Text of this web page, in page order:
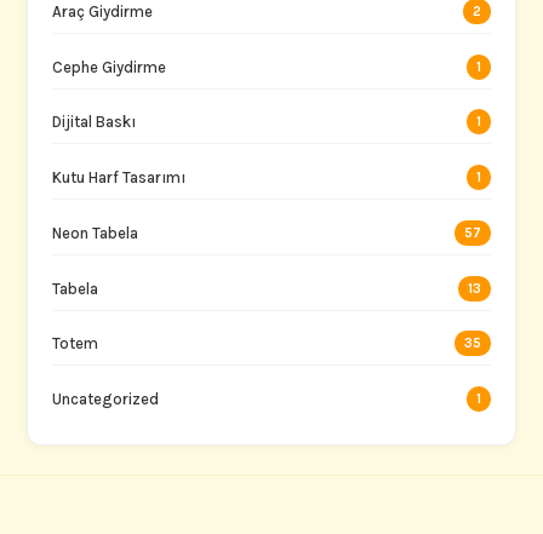
Araç Giydirme 2
Cephe Giydirme 1
Dijital Baskı 1
Kutu Harf Tasarımı 1
Neon Tabela 57
Tabela 13
Totem 35
Uncategorized 1